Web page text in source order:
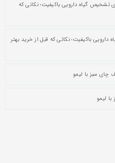
تشخیص گیاه دارویی باکیفیت؛ نکاتی که
دارویی باکیفیت؛ نکاتی که قبل از خرید بهتر
چای سبز با لیمو
لیمو